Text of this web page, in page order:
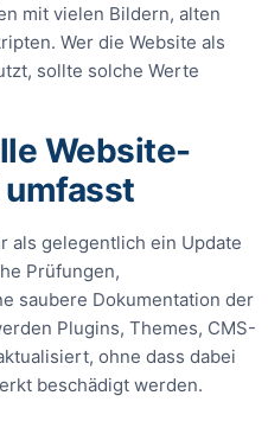
mit vielen Bildern, alten
Wer die Website als
sollte solche Werte
Website-
als gelegentlich ein Update
Prüfungen,
saubere Dokumentation der
Plugins, Themes, CMS-
ohne dass dabei
beschädigt werden.